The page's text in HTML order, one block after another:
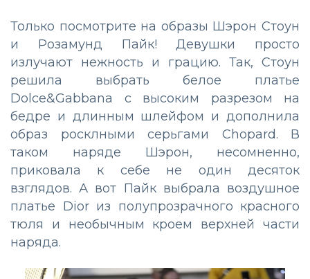
Только посмотрите на образы Шэрон Стоун
и Розамунд Пайк! Девушки просто
излучают нежность и грацию. Так, Стоун
решила выбрать белое платье
Dolce&Gabbana с высоким разрезом на
бедре и длинным шлейфом и дополнила
образ росклными серьгами Chopard. В
таком наряде Шэрон, несомненно,
приковала к себе не один десяток
взглядов. А вот Пайк выбрала воздушное
платье Dior из полупрозрачного красного
тюля и необычным кроем верхней части
наряда.